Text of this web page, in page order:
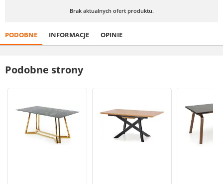
Brak aktualnych ofert produktu.
PODOBNE INFORMACJE OPINIE
Podobne strony